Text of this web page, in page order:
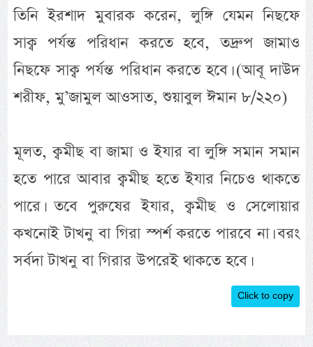
তিনি ইরশাদ মুবারক করেন, লুঙ্গি যেমন নিছফে
সাক্ব পর্যন্ত পরিধান করতে হবে, তদ্রুপ জামাও
নিছফে সাক্ব পর্যন্ত পরিধান করতে হবে। (আবূ দাউদ
শরীফ, মু’জামুল আওসাত, শুয়াবুল ঈমান ৮/২২০)
মূলত, ক্বমীছ বা জামা ও ইযার বা লুঙ্গি সমান সমান
হতে পারে আবার ক্বমীছ হতে ইযার নিচেও থাকতে
পারে। তবে পুরুষের ইযার, ক্বমীছ ও সেলোয়ার
কখনোই টাখনু বা গিরা স্পর্শ করতে পারবে না। বরং
সর্বদা টাখনু বা গিরার উপরেই থাকতে হবে।
Click to copy